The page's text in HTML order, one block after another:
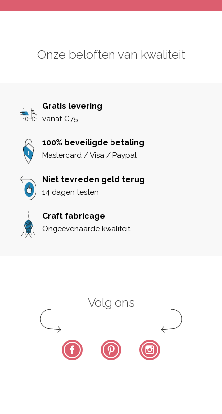
Onze beloften van kwaliteit
Gratis levering
vanaf €75
100% beveiligde betaling
Mastercard / Visa / Paypal
Niet tevreden geld terug
14 dagen testen
Craft fabricage
Ongeëvenaarde kwaliteit
Volg ons
Facebook Pinterest